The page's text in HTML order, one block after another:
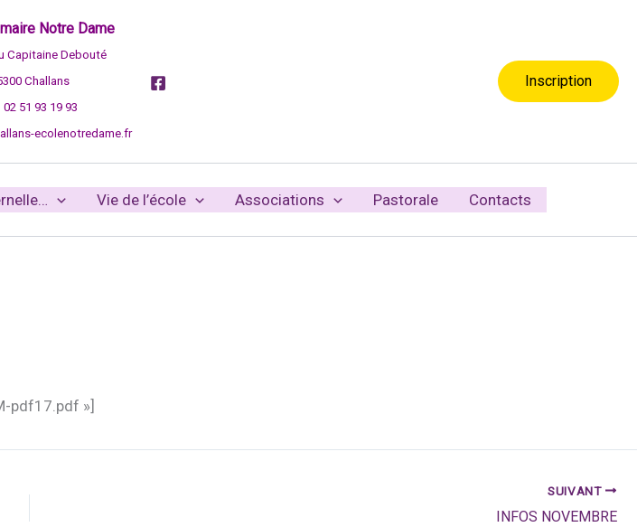
Notre Dame
Capitaine Debouté
Challans
02 51 93 19 93
ecolenotredame.fr
Inscription
Vie de l’école Associations Pastorale Contacts
pdf17.pdf »]
SUIVANT
INFOS NOVEMBRE